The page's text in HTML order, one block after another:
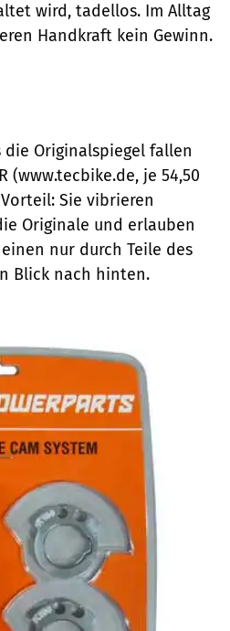
wird, tadellos. Im Alltag
Handkraft kein Gewinn.
Originalspiegel fallen
(www.tecbike.de, je 54,50
Sie vibrieren
Originale und erlauben
nur durch Teile des
Blick nach hinten.